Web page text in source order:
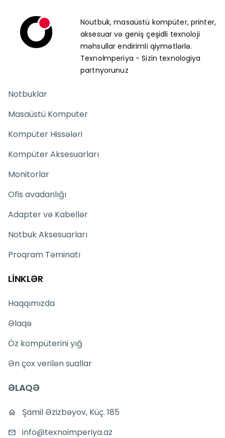
Noutbuk, masaüstü kompüter, printer,
aksesuar və geniş çeşidli texnoloji
məhsullar endirimli qiymətlərlə.
Texnoİmperiya - Sizin texnologiya
partnyorunuz
Notbuklar
Masaüstü Komputer
Kompüter Hissələri
Kompüter Aksesuarları
Monitorlar
Ofis avadanlığı
Adapter və Kabellər
Notbuk Aksesuarları
Proqram Təminatı
LİNKLƏR
Haqqımızda
Əlaqə
Öz kompüterini yığ
Ən çox verilən suallar
ƏLAQƏ
Şamil Əzizbəyov, Küç. 185
info@texnoimperiya.az